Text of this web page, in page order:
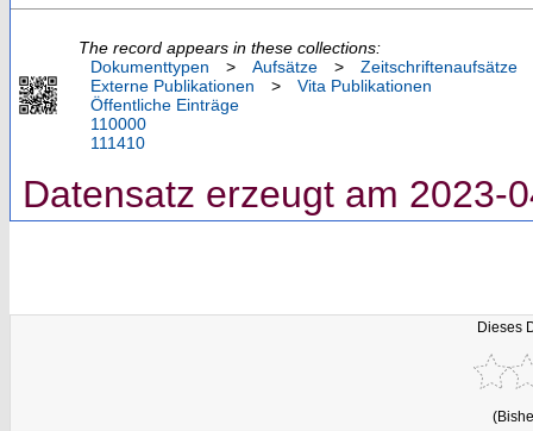
The record appears in these collections:
Dokumenttypen
> Aufsätze >
Zeitschriftenaufsätze
Externe Publikationen
>
Vita Publikationen
Öffentliche Einträge
110000
111410
Datensatz erzeugt am 2023-
Dieses